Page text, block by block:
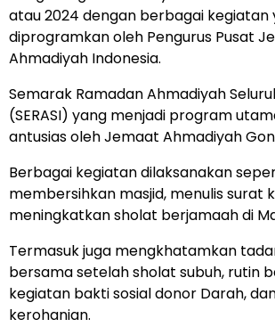
atau 2024 dengan berbagai kegiatan
diprogramkan oleh Pengurus Pusat
Ahmadiyah Indonesia.
Semarak Ramadan Ahmadiyah
(SERASI) yang menjadi program
antusias oleh Jemaat Ahmadiyah
Berbagai kegiatan dilaksanakan
membersihkan masjid, menulis surat
meningkatkan sholat berjamaah di
Termasuk juga mengkhatamkan
bersama setelah sholat subuh, rutin
kegiatan bakti sosial donor Darah,
kerohanian.